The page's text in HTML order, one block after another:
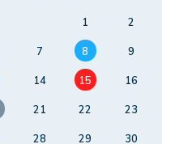
1
2
7 8
9
14 15
16
21 22
23
28 29 30